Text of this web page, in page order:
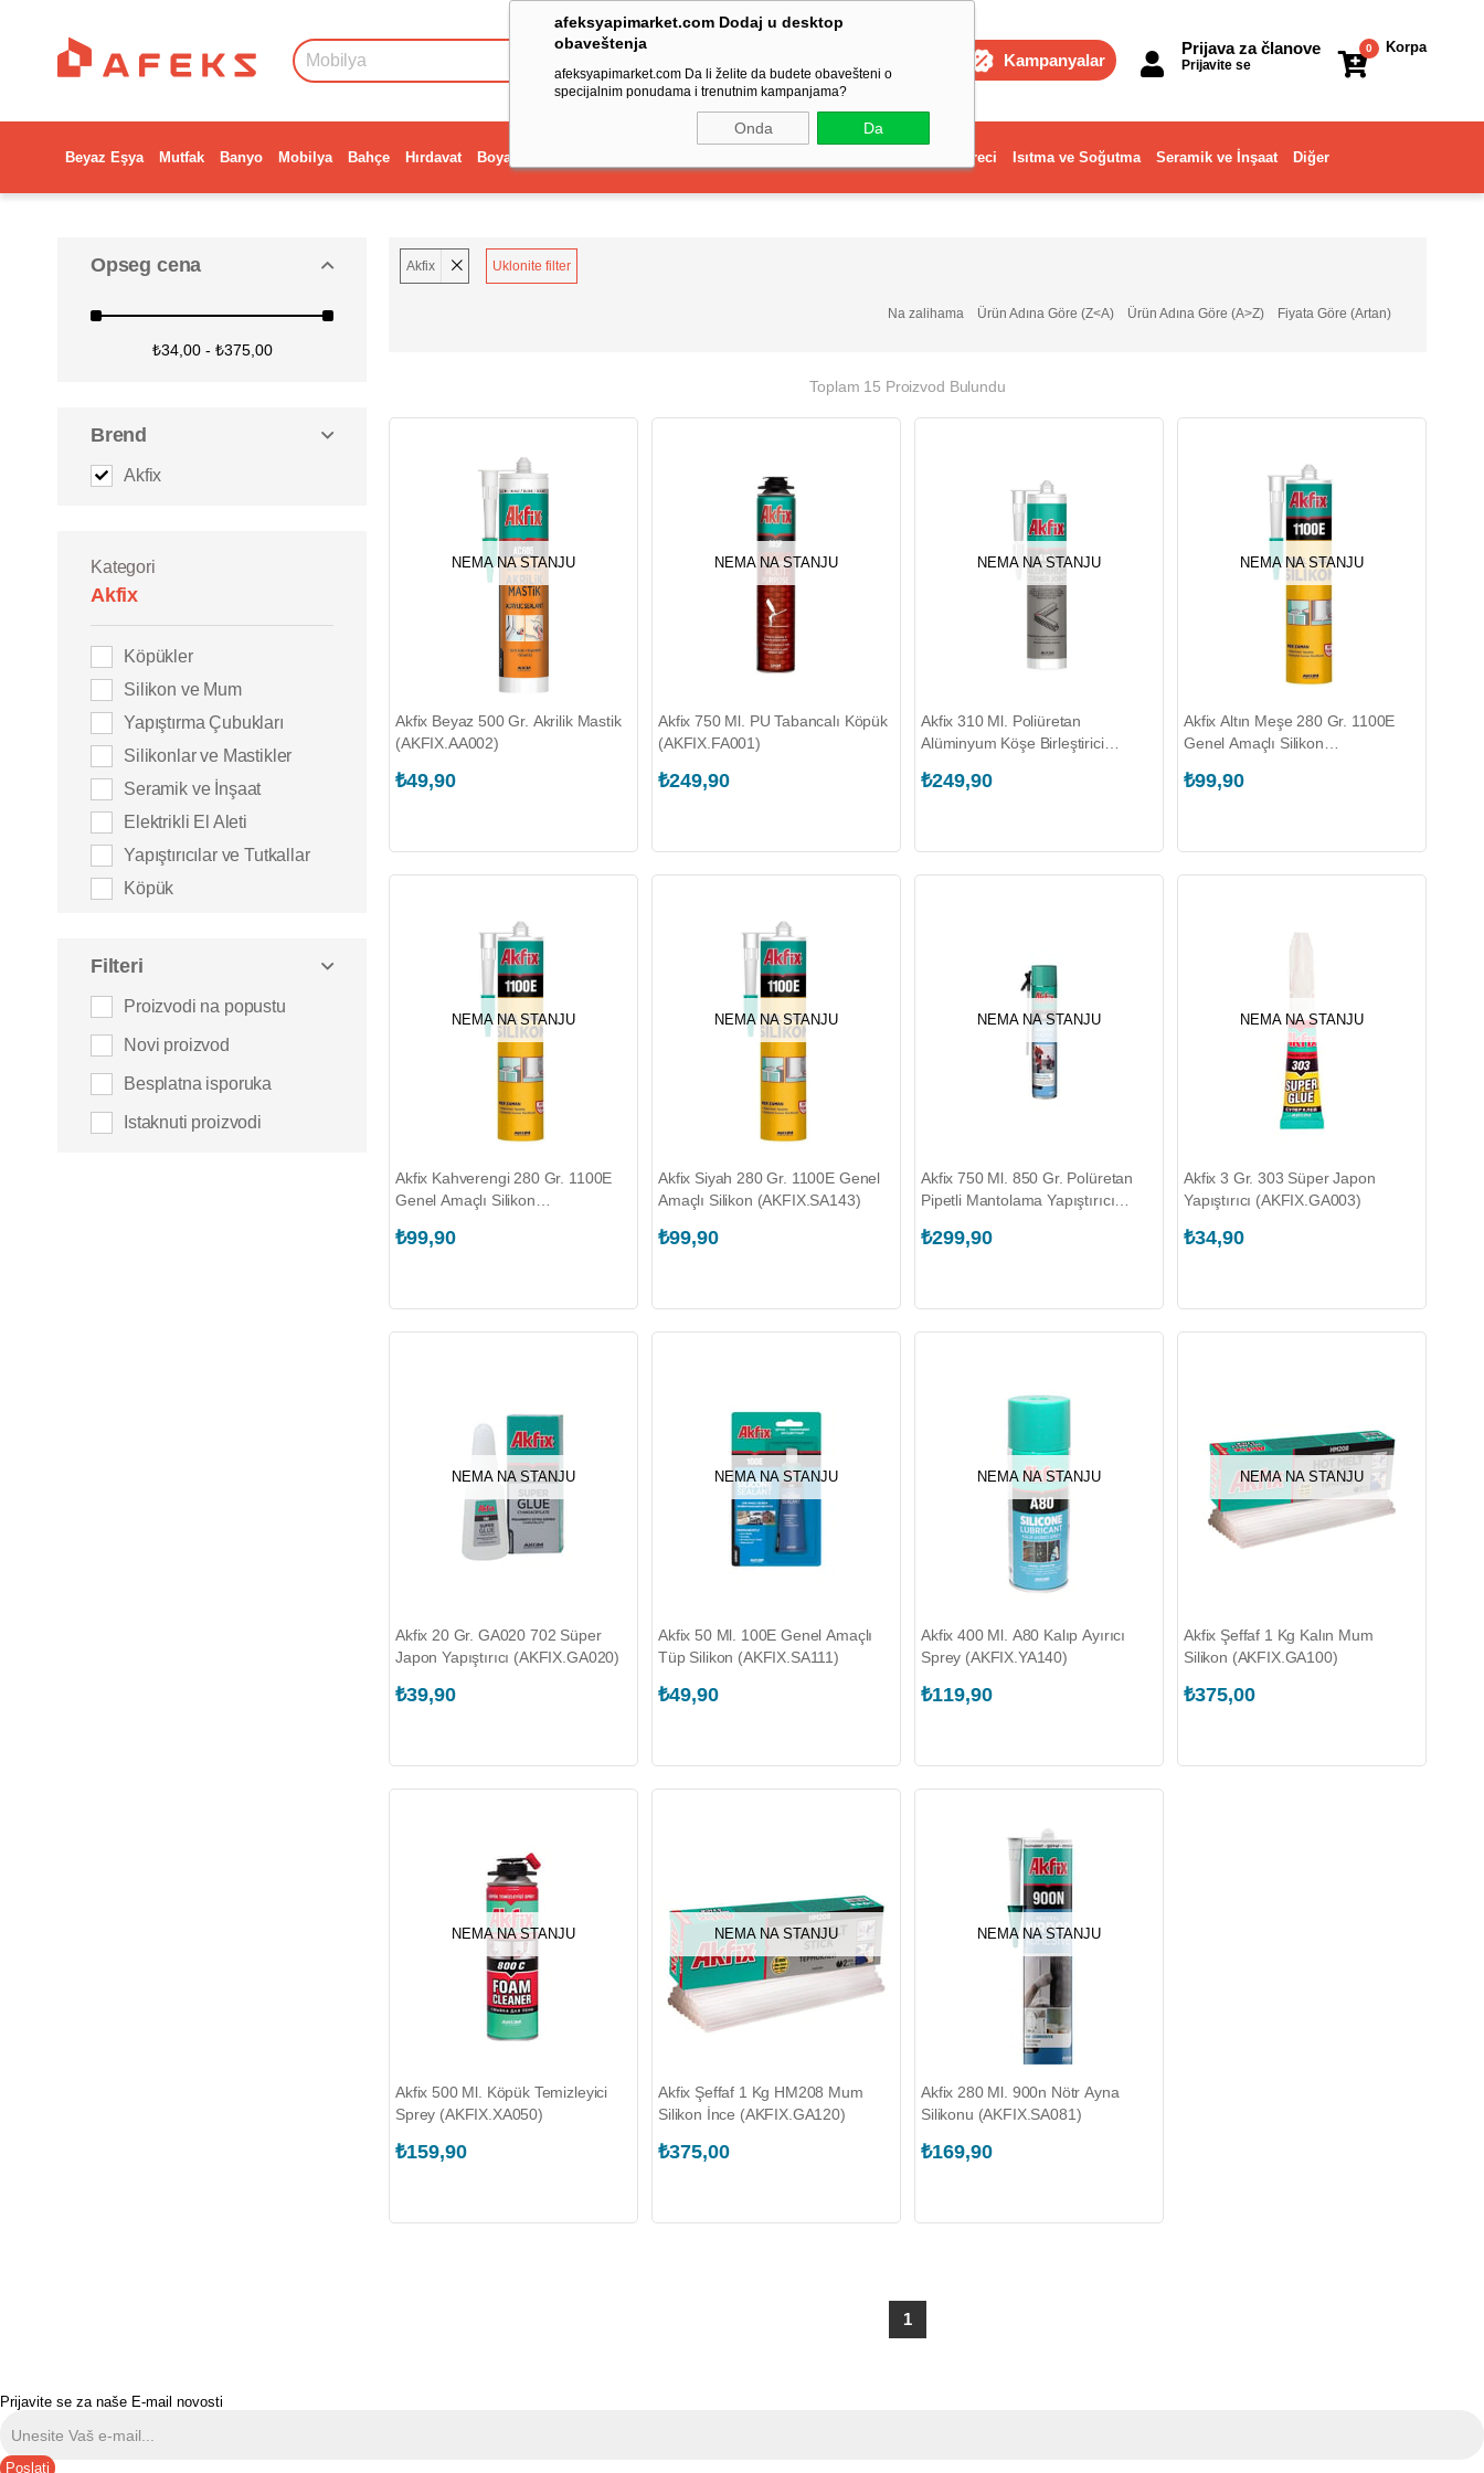
afeksyapimarket.com Dodaj u desktop
obaveštenja
afeksyapimarket.com Da li želite da budete obavešteni o
specijalnim ponudama i trenutnim kampanjama?
Onda Da
Kampanyalar
Korpa
0
Prijava za članove
Prijavite se
Beyaz Eşya Mutfak Banyo Mobilya Bahçe Hırdavat Boya Dekorasyon ve Ev Gereci Isıtma ve Soğutma Seramik ve İnşaat Diğer
Opseg cena
₺34,00 - ₺375,00
Brend
Akfix
Kategori
Akfix
Köpükler
Silikon ve Mum
Yapıştırma Çubukları
Silikonlar ve Mastikler
Seramik ve İnşaat
Elektrikli El Aleti
Yapıştırıcılar ve Tutkallar
Köpük
Filteri
Proizvodi na popustu
Novi proizvod
Besplatna isporuka
Istaknuti proizvodi
Akfix Uklonite filter
Fiyata Göre (Artan)
Ürün Adına Göre (A>Z)
Ürün Adına Göre (Z<A)
Na zalihama
Toplam 15 Proizvod Bulundu
NEMA NA STANJU
Akfix Beyaz 500 Gr. Akrilik Mastik
(AKFIX.AA002)
₺49,90
NEMA NA STANJU
Akfix 750 Ml. PU Tabancalı Köpük
(AKFIX.FA001)
₺249,90
NEMA NA STANJU
Akfix 310 Ml. Poliüretan
Alüminyum Köşe Birleştirici
₺249,90
NEMA NA STANJU
Akfix Altın Meşe 280 Gr. 1100E
Genel Amaçlı Silikon
₺99,90
NEMA NA STANJU
Akfix Kahverengi 280 Gr. 1100E
Genel Amaçlı Silikon
₺99,90
NEMA NA STANJU
Akfix Siyah 280 Gr. 1100E Genel
Amaçlı Silikon (AKFIX.SA143)
₺99,90
NEMA NA STANJU
Akfix 750 Ml. 850 Gr. Polüretan
Pipetli Mantolama Yapıştırıcı
₺299,90
NEMA NA STANJU
Akfix 3 Gr. 303 Süper Japon
Yapıştırıcı (AKFIX.GA003)
₺34,90
NEMA NA STANJU
Akfix 20 Gr. GA020 702 Süper
Japon Yapıştırıcı (AKFIX.GA020)
₺39,90
NEMA NA STANJU
Akfix 50 Ml. 100E Genel Amaçlı
Tüp Silikon (AKFIX.SA111)
₺49,90
NEMA NA STANJU
Akfix 400 Ml. A80 Kalıp Ayırıcı
Sprey (AKFIX.YA140)
₺119,90
NEMA NA STANJU
Akfix Şeffaf 1 Kg Kalın Mum
Silikon (AKFIX.GA100)
₺375,00
NEMA NA STANJU
Akfix 500 Ml. Köpük Temizleyici
Sprey (AKFIX.XA050)
₺159,90
NEMA NA STANJU
Akfix Şeffaf 1 Kg HM208 Mum
Silikon İnce (AKFIX.GA120)
₺375,00
NEMA NA STANJU
Akfix 280 Ml. 900n Nötr Ayna
Silikonu (AKFIX.SA081)
₺169,90
1
Prijavite se za naše E-mail novosti
Poslati